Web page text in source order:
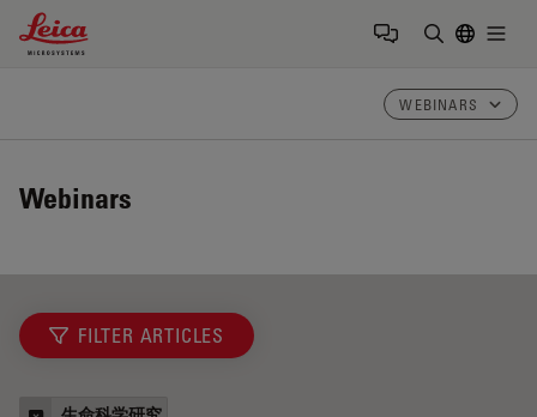
Leica Microsystems Logo
WEBINARS
Webinars
FILTER ARTICLES